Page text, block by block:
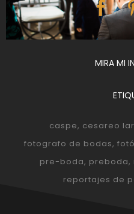
MIRA MI
caspe cesareo
fotografo de bodas
pre-boda preboda
reportajes de